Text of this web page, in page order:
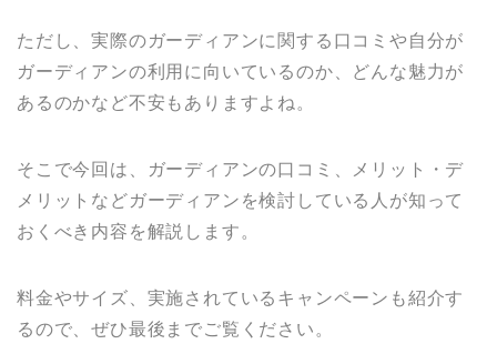
ただし、実際のガーディアンに関する口コミや自分が
ガーディアンの利用に向いているのか、どんな魅力が
あるのかなど不安もありますよね。
そこで今回は、ガーディアンの口コミ、メリット・デ
メリットなどガーディアンを検討している人が知って
おくべき内容を解説します。
料金やサイズ、実施されているキャンペーンも紹介す
るので、ぜひ最後までご覧ください。